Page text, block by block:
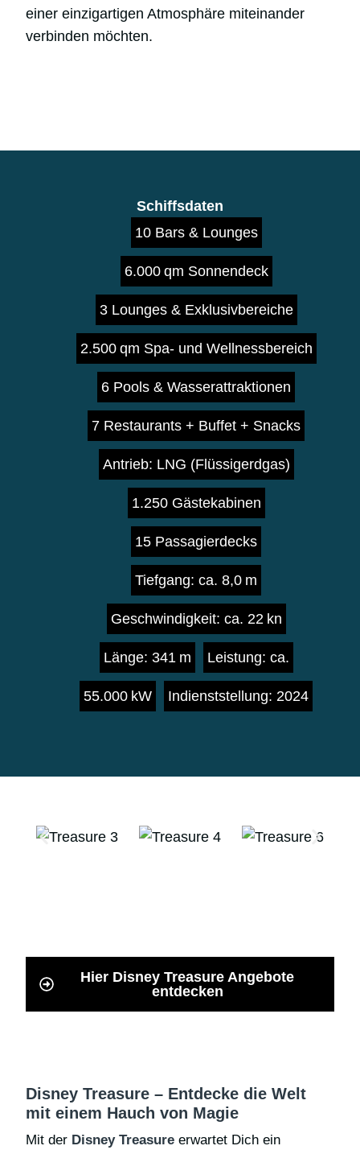
einer einzigartigen Atmosphäre miteinander
verbinden möchten.
Schiffsdaten
10 Bars & Lounges
6.000 qm Sonnendeck
3 Lounges & Exklusivbereiche
2.500 qm Spa- und Wellnessbereich
6 Pools & Wasserattraktionen
7 Restaurants + Buffet + Snacks
Antrieb: LNG (Flüssigerdgas)
1.250 Gästekabinen
15 Passagierdecks
Tiefgang: ca. 8,0 m
Geschwindigkeit: ca. 22 kn
Länge: 341 m Leistung: ca.
55.000 kW Indienststellung: 2024
Hier Disney Treasure Angebote
entdecken
Disney Treasure – Entdecke die Welt
mit einem Hauch von Magie
Mit der Disney Treasure erwartet Dich ein